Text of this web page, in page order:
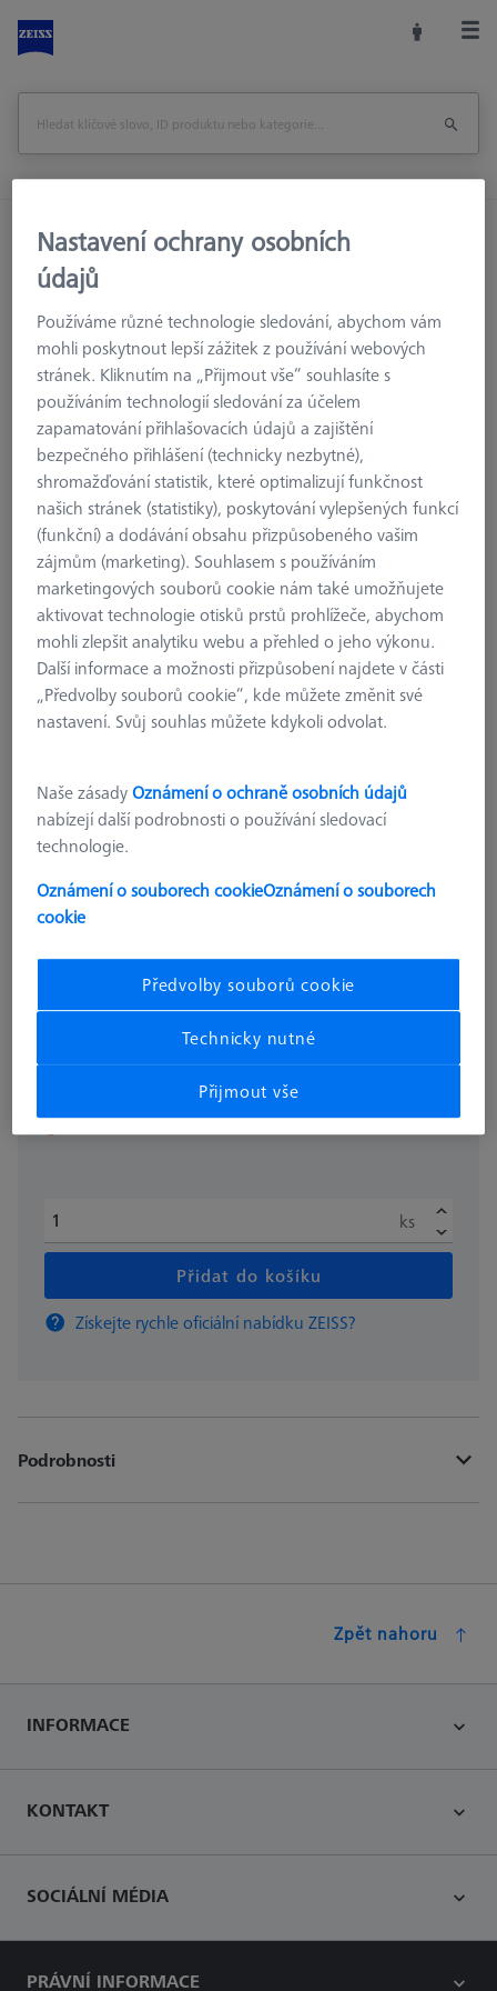
Domů
Příslušenství strojů
Souřadnicové měřicí stroje
DAkkS kalibrace stupňových měrek třídy 1 do 1540mm
Vytisknout stránku
Zpět na
KALIBRACE
DAkkS kalibrace stupňových měrek
třídy 1 do 1540mm
600080-0010-023
1.965,00 € bez DPH
ks
Přidat do košíku
Získejte rychle oficiální nabídku ZEISS?
Podrobnosti
Zpět nahoru
INFORMACE
KONTAKT
SOCIÁLNÍ MÉDIA
PRÁVNÍ INFORMACE
Nastavení ochrany osobních
údajů
Používáme různé technologie sledování, abychom vám
mohli poskytnout lepší zážitek z používání webových
stránek. Kliknutím na „Přijmout vše“ souhlasíte s
používáním technologií sledování za účelem
zapamatování přihlašovacích údajů a zajištění
bezpečného přihlášení (technicky nezbytné),
shromažďování statistik, které optimalizují funkčnost
našich stránek (statistiky), poskytování vylepšených funkcí
(funkční) a dodávání obsahu přizpůsobeného vašim
zájmům (marketing). Souhlasem s používáním
marketingových souborů cookie nám také umožňujete
aktivovat technologie otisků prstů prohlížeče, abychom
mohli zlepšit analytiku webu a přehled o jeho výkonu.
Další informace a možnosti přizpůsobení najdete v části
„Předvolby souborů cookie“, kde můžete změnit své
nastavení. Svůj souhlas můžete kdykoli odvolat.
Naše zásadyOznámení o ochraně osobních údajů
nabízejí další podrobnosti o používání sledovací
technologie.
Oznámení o souborech cookieOznámení o souborech
cookie
Předvolby souborů cookie
Technicky nutné
Přijmout vše